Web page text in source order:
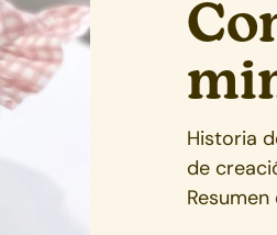
Historia
de